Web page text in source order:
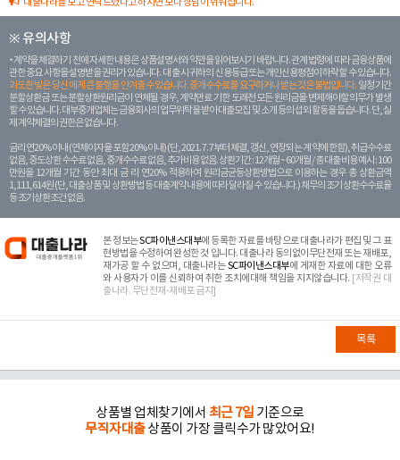
※ 유의사항
계약을 체결하기 전에 자세한 내용은 상품설명서와 약관을 읽어보시기 바랍니다. 관계 법령에 따라 금융상품에
관한 중요 사항을 설명받을 권리가 있습니다. 대 출 시 귀하의 신용등급 또는 개인신용평점이 하락할 수 있습니다.
과도한 빚은 당신 에게 큰 불행을 안겨줄 수 있습니다. 중개수수료를 요구하거나 받는 것은 불법입니다. 일정 기간
분할상환금 또는 분할상환원리금이 연체될 경우, 계약만료 기한 도래전 모든 원리금을 변제해야할 의무가 발생
할 수 있습니다. 대부중개업체는 금융회사의 업무위탁을 받아 대출모집 및 소개 등의 섭외 활동을 돕습니다. 단, 실
제 계약체결의 권한은 없습니다.
금리 연20% 이내 (연체이자율 포함 20% 이내) (단, 2021. 7. 7부터 체결, 갱신, 연장되는 계 약에 한함), 취급수수료
없음, 중도상환 수수료 없음, 중개수수료 없음, 추가비용 없음. 상환기간 : 12개월 ~ 60개월 / 총 대출 비용 예시 : 100
만원을 12개월 기간 동안 최대 금 리 연20% 적용하여 원리금균등상환방법으로 이용하는 경우 총 상환금액
1,111,614원 (단, 대출상품 및 상환방법 등 대출계약 내용에 따라 달라질 수 있습니다.) 채무의 조기 상환수수료율
등 조기상환조건 없음.
본 정보는SC파이낸스대부에 등록한 자료를 바탕으로 대출나라가 편집 및 그 표
현방법을 수정하여 완성한 것 입니다. 대출나라 동의없이무단전재 또는 재배포,
재가공 할 수 없으며, 대출나라는SC파이낸스대부에 게재한 자료에 대한 오류
와 사용자가 이를 신뢰하여 취한 조치에대해 책임을 지지않습니다. [저작권 대
출나라. 무단전재-재배포 금지]
목록
상품별 업체찾기에서 최근 7일 기준으로
무직자대출상품이 가장 클릭수가 많았어요!